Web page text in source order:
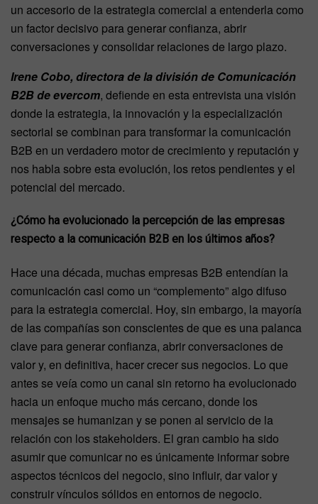
un accesorio de la estrategia comercial a entenderla como
un factor decisivo para generar confianza, abrir
conversaciones y consolidar relaciones de largo plazo.
Irene Cobo, directora de la división de Comunicación
B2B de evercom, defiende en esta entrevista una visión
donde la estrategia, la innovación y la especialización
sectorial se combinan para transformar la comunicación
B2B en un verdadero motor de crecimiento y reputación y
nos habla sobre esta evolución, los retos pendientes y el
potencial del mercado.
¿Cómo ha evolucionado la percepción de las empresas
respecto a la comunicación B2B en los últimos años?
Hace una década, muchas empresas B2B entendían la
comunicación casi como un “complemento” algo difuso
para la estrategia comercial. Hoy, sin embargo, la mayoría
de las compañías son conscientes de que es una palanca
clave para generar confianza, abrir conversaciones de
valor y, en definitiva, hacer crecer sus negocios. Lo que
antes se veía como un canal sin retorno ha evolucionado
hacia un enfoque mucho más cercano, donde los
mensajes se humanizan y se ponen al servicio de la
relación con los stakeholders. El gran cambio ha sido
asumir que comunicar no es únicamente informar sobre
aspectos técnicos del negocio, sino influir, dar valor y
construir vínculos sólidos en entornos de negocio.